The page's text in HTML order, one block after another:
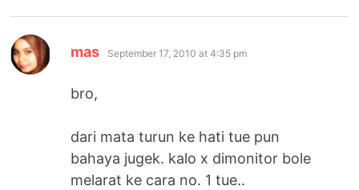
mas says:
September 17, 2010 at 4:35 pm
bro,
dari mata turun ke hati tue pun
bahaya jugek. kalo x dimonitor bole
melarat ke cara no. 1 tue..